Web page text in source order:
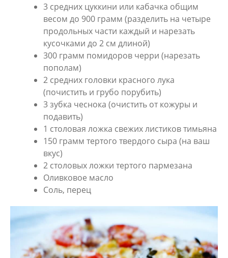
3 средних цуккини или кабачка общим
весом до 900 грамм (разделить на четыре
продольных части каждый и нарезать
кусочками до 2 см длиной)
300 грамм помидоров черри (нарезать
пополам)
2 средних головки красного лука
(почистить и грубо порубить)
3 зубка чеснока (очистить от кожуры и
подавить)
1 столовая ложка свежих листиков тимьяна
150 грамм тертого твердого сыра (на ваш
вкус)
2 столовых ложки тертого пармезана
Оливковое масло
Соль, перец